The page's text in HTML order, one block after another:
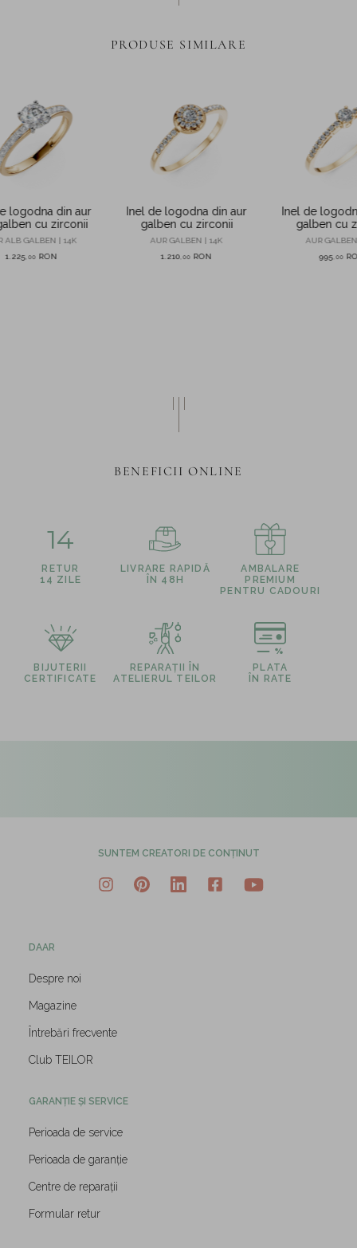
PRODUSE SIMILARE
logodna din aur
cu zirconii
ALB GALBEN | 14K
1.225 00 RON
Inel de logodna din aur
galben cu zirconii
AUR GALBEN | 14K
1.210 ,00 RON
Inel de
galben cu
AUR
995 00
BENEFICII ONLINE
14
RETUR
14 ZILE
LIVRARE RAPIDĂ
ÎN 48H
AMBALARE
PREMIUM
PENTRU CADOURI
BIJUTERII
CERTIFICATE
REPARAȚII ÎN
ATELIERUL TEILOR
PLATA
ÎN RATE
SUNTEM CREATORI DE CONȚINUT
DAAR
Despre noi
Magazine
Întrebări frecvente
Club TEILOR
GARANȚIE ȘI SERVICE
Perioada de service
Perioada de garanție
Centre de reparații
Formular retur